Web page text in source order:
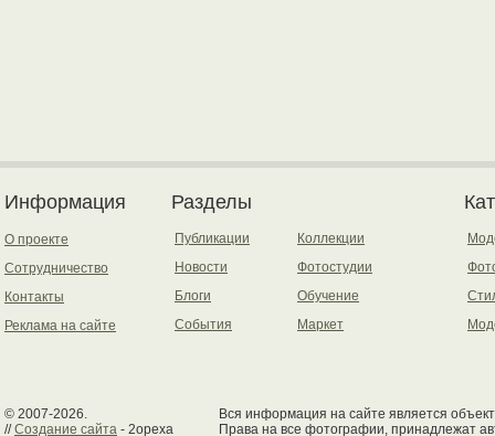
Информация
О проекте
Сотрудничество
Контакты
Реклама на сайте
Разделы
Публикации
Новости
Блоги
События
Коллекции
Фотостудии
Обучение
Маркет
© 2007-2026.
//Создание сайта - 2opexa
Вся информация на сайте является
Права на все фотографии, принадлежат